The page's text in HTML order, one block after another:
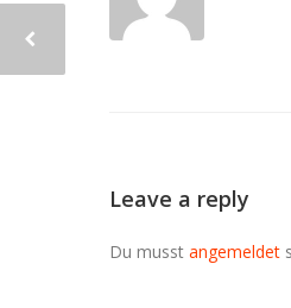
Leave a reply
Du musst angemeldet